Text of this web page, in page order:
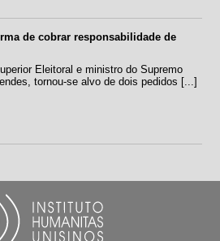
de cobrar responsabilidade de
Eleitoral e ministro do Supremo
tornou-se alvo de dois pedidos [...]